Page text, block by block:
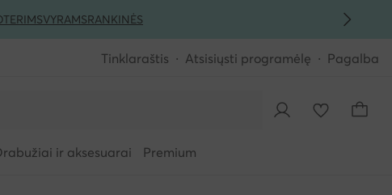
VYRAMSRANKINĖS
Tinklaraštis Atsisiųsti programėlę Pagalba
ir aksesuarai Premium